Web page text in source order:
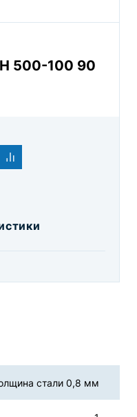
500-100 90
стали 0,8 мм